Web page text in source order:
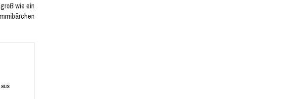
wie ein